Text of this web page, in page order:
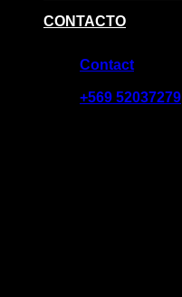
CONTACTO
Contact
+569 52037279